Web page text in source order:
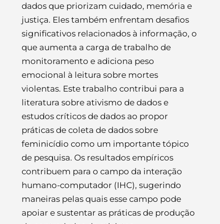
dados que priorizam cuidado, memória e
justiça. Eles também enfrentam desafios
significativos relacionados à informação, o
que aumenta a carga de trabalho de
monitoramento e adiciona peso
emocional à leitura sobre mortes
violentas. Este trabalho contribui para a
literatura sobre ativismo de dados e
estudos críticos de dados ao propor
práticas de coleta de dados sobre
feminicídio como um importante tópico
de pesquisa. Os resultados empíricos
contribuem para o campo da interação
humano-computador (IHC), sugerindo
maneiras pelas quais esse campo pode
apoiar e sustentar as práticas de produção